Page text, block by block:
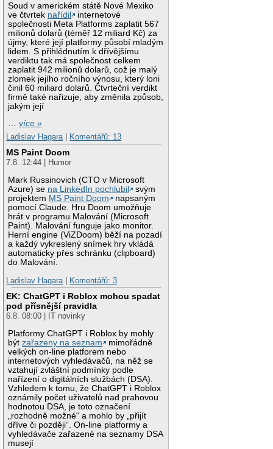
Soud v americkém státě Nové Mexiko
ve čtvrtek nařídil
internetové
společnosti Meta Platforms zaplatit 567
milionů dolarů (téměř 12 miliard Kč) za
újmy, které její platformy působí mladým
lidem. S přihlédnutím k dřívějšímu
verdiktu tak má společnost celkem
zaplatit 942 milionů dolarů, což je malý
zlomek jejího ročního výnosu, který loni
činil 60 miliard dolarů. Čtvrteční verdikt
firmě také nařizuje, aby změnila způsob,
jakým její
…více »
Ladislav Hagara
Komentářů: 13
MS Paint Doom
7.8. 12:44 | Humor
Mark Russinovich (CTO v Microsoft
Azure) se na LinkedIn pochlubil
svým
projektem MS Paint Doom
napsaným
pomocí Claude. Hru Doom umožňuje
hrát v programu Malování (Microsoft
Paint). Malování funguje jako monitor.
Herní engine (ViZDoom) běží na pozadí
a každý vykreslený snímek hry vkládá
automaticky přes schránku (clipboard)
do Malování.
Ladislav Hagara
Komentářů: 3
EK: ChatGPT i Roblox mohou spadat
pod přísnější pravidla
6.8. 08:00 | IT novinky
Platformy ChatGPT i Roblox by mohly
býtzařazeny na seznam
mimořádně
velkých on-line platforem nebo
internetových vyhledávačů, na něž se
vztahují zvláštní podmínky podle
nařízení o digitálních službách (DSA).
Vzhledem k tomu, že ChatGPT i Roblox
oznámily počet uživatelů nad prahovou
hodnotou DSA, je toto označení
„rozhodně možné“ a mohlo by „přijít
dříve či později“. On-line platformy a
vyhledávače zařazené na seznamy DSA
musejí